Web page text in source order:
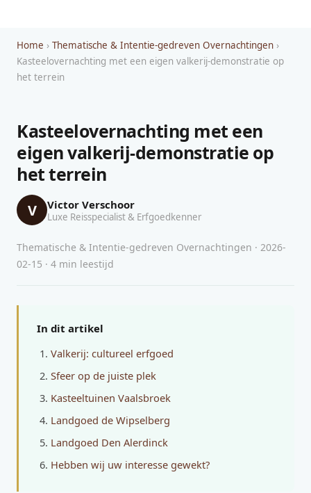
Home › Thematische & Intentie-gedreven Overnachtingen ›
Kasteelovernachting met een eigen valkerij-demonstratie op
het terrein
Kasteelovernachting met een
eigen valkerij-demonstratie op
het terrein
V Victor Verschoor
Luxe Reisspecialist & Erfgoedkenner
Thematische & Intentie-gedreven Overnachtingen · 2026-
02-15 · 4 min leestijd
In dit artikel
Valkerij: cultureel erfgoed
Sfeer op de juiste plek
Kasteeltuinen Vaalsbroek
Landgoed de Wipselberg
Landgoed Den Alerdinck
Hebben wij uw interesse gewekt?